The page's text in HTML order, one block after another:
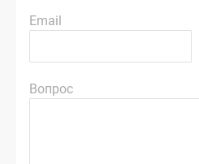
Email
Вопрос